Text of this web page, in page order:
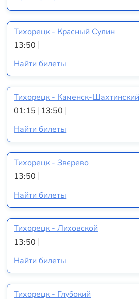
Тихорецк - Красный Сулин
13:50
Найти билеты
Тихорецк - Каменск-Шахтинский
01:15 13:50
Найти билеты
Тихорецк - Зверево
13:50
Найти билеты
Тихорецк - Лиховской
13:50
Найти билеты
Тихорецк - Глубокий